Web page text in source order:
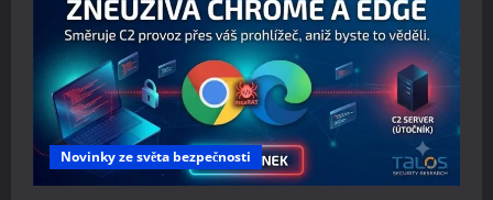
Novinky ze světa bezpečnosti